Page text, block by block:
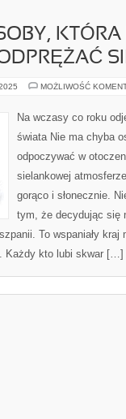
KTÓRA
MOŻLIWOŚĆ
Na wczasy co roku
świata Nie ma chyba
odpoczywać w
sielankowej
gorąco i słonecznie.
tym, że decydując się
To wspaniały kraj
Każdy kto lubi skwar […]